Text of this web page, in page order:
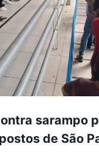
sarampo
de São